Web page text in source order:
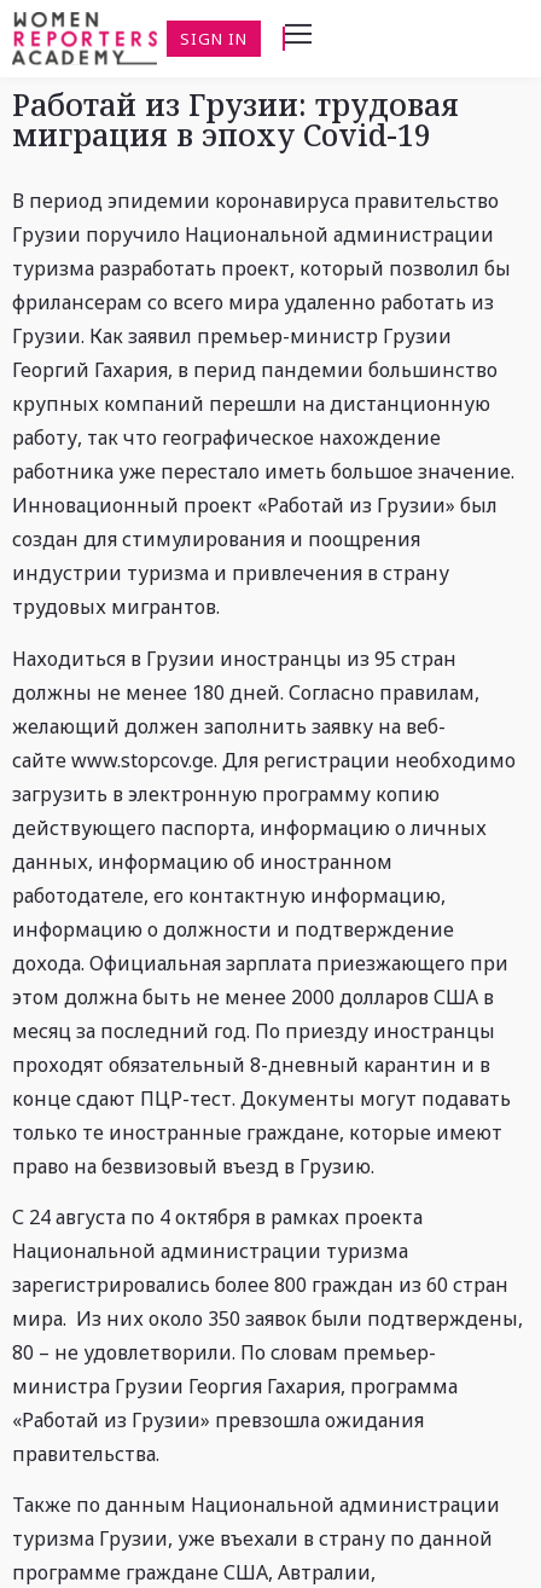
SIGN IN
Работай из Грузии: трудовая
миграция в эпоху Covid-19
В период эпидемии коронавируса правительство
Грузии поручило Национальной администрации
туризма разработать проект, который позволил бы
фрилансерам со всего мира удаленно работать из
Грузии. Как заявил премьер-министр Грузии
Георгий Гахария, в перид пандемии большинство
крупных компаний перешли на дистанционную
работу, так что географическое нахождение
работника уже перестало иметь большое значение.
Инновационный проект «Работай из Грузии» был
создан для стимулирования и поощрения
индустрии туризма и привлечения в страну
трудовых мигрантов.
Находиться в Грузии иностранцы из 95 стран
должны не менее 180 дней. Согласно правилам,
желающий должен заполнить заявку на веб-
сайте www.stopcov.ge. Для регистрации необходимо
загрузить в электронную программу копию
действующего паспорта, информацию о личных
данных, информацию об иностранном
работодателе, его контактную информацию,
информацию о должности и подтверждение
дохода. Официальная зарплата приезжающего при
этом должна быть не менее 2000 долларов США в
месяц за последний год. По приезду иностранцы
проходят обязательный 8-дневный карантин и в
конце сдают ПЦР-тест. Документы могут подавать
только те иностранные граждане, которые имеют
право на безвизовый въезд в Грузию.
С 24 августа по 4 октября в рамках проекта
Национальной администрации туризма
зарегистрировались более 800 граждан из 60 стран
мира. Из них около 350 заявок были подтверждены,
80 – не удовлетворили. По словам премьер-
министра Грузии Георгия Гахария, программа
«Работай из Грузии» превзошла ожидания
правительства.
Также по данным Национальной администрации
туризма Грузии, уже въехали в страну по данной
программе граждане США, Автралии,